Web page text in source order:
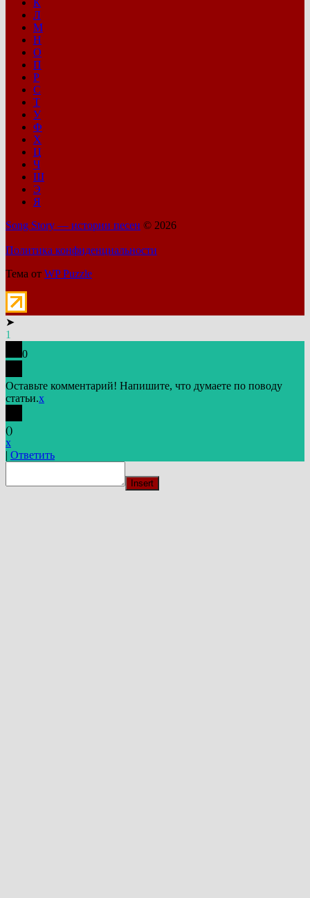
К
Л
М
Н
О
П
Р
С
Т
У
Ф
Х
Ц
Ч
Ш
Э
Я
Song Story — истории песен © 2026
Политика конфиденциальности
Тема от WP Puzzle
➤
1
0
Оставьте комментарий! Напишите, что думаете по поводу
статьи.x
()
x
| Ответить
Insert